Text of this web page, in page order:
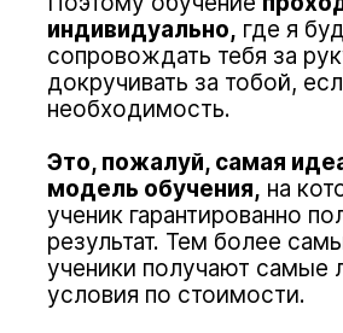
индивидуально, где я
сопровождать тебя за
докручивать за тобой,
необходимость.
Это, пожалуй, самая
модель обучения, на
ученик гарантированно
результат. Тем более
ученики получают самые
условия по стоимости.